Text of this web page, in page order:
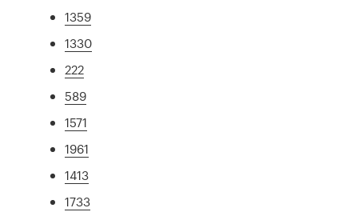
1359
1330
222
589
1571
1961
1413
1733